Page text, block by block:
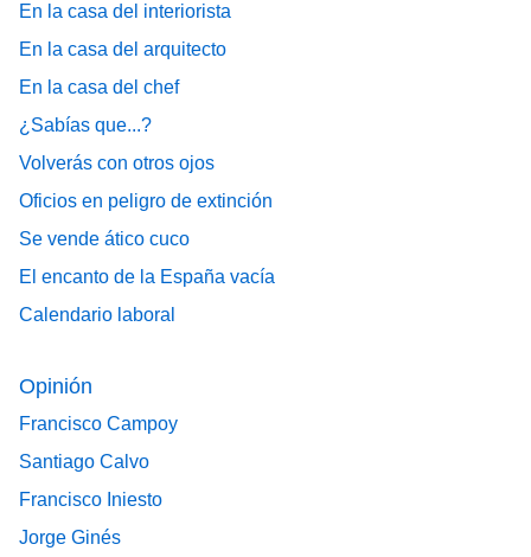
En la casa del interiorista
En la casa del arquitecto
En la casa del chef
¿Sabías que...?
Volverás con otros ojos
Oficios en peligro de extinción
Se vende ático cuco
El encanto de la España vacía
Calendario laboral
Opinión
Francisco Campoy
Santiago Calvo
Francisco Iniesto
Jorge Ginés